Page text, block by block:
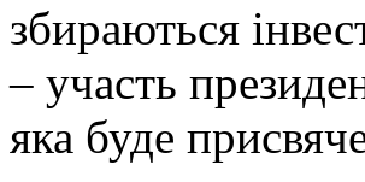
збираються
– участь
яка буде